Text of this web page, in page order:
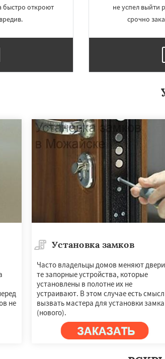
Работаем по
регионам
×
Мытищи Наро-Фоминск
Озеры
Орехово-Зуево
Павловский Посад
Пересвет Подольск
Сергиев Посад
быстро откроют
не успел выйти
срочно
не
Установка замков
Часто владельцы домов меняют
те запорные устройства, которые
установлены в полотне их не
устраивают. В этом случае есть смысл
вызвать мастера для установки замка
(нового).
УЗНАТЬ